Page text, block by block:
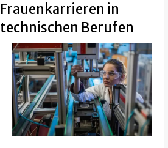
Frauenkarrieren in
technischen Berufen